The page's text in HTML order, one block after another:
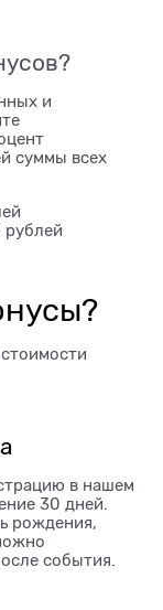
и
суммы всех
рублей
в нашем
30 дней.
рождения,
события.